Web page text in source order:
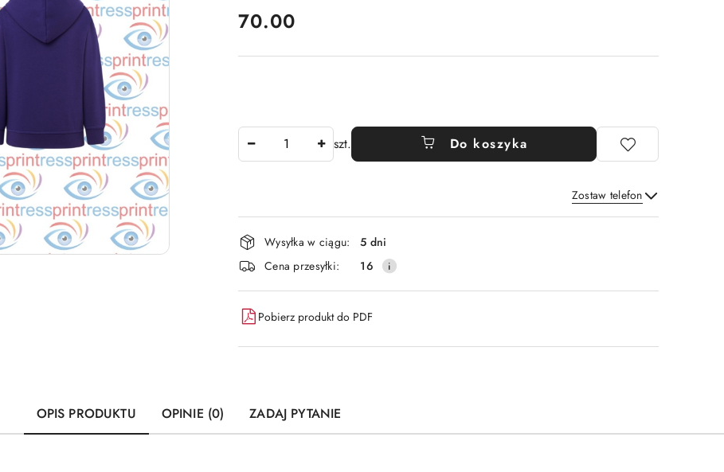
cena:
70.00
szt. Do koszyka
Zostaw telefon
Wyślij
Dostępność
i
dostawa
Wysyłka w ciągu:
5 dni
Cena przesyłki:
16
Pobierz produkt do PDF
OPIS PRODUKTU OPINIE (0) ZADAJ PYTANIE